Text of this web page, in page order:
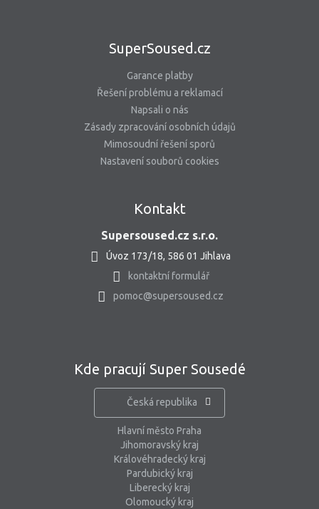
SuperSoused.cz
Garance platby
Řešení problému a reklamací
Napsali o nás
Zásady zpracování osobních údajů
Mimosoudní řešení sporů
Nastavení souborů cookies
Kontakt
Supersoused.cz s.r.o.
Úvoz 173/18, 586 01 Jihlava
kontaktní formulář
pomoc@supersoused.cz
Kde pracují Super Sousedé
Česká republika
Hlavní město Praha
Jihomoravský kraj
Královéhradecký kraj
Pardubický kraj
Liberecký kraj
Olomoucký kraj